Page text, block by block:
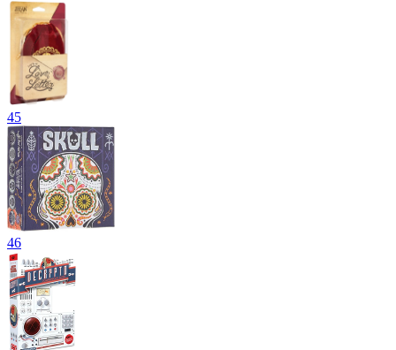
45
46